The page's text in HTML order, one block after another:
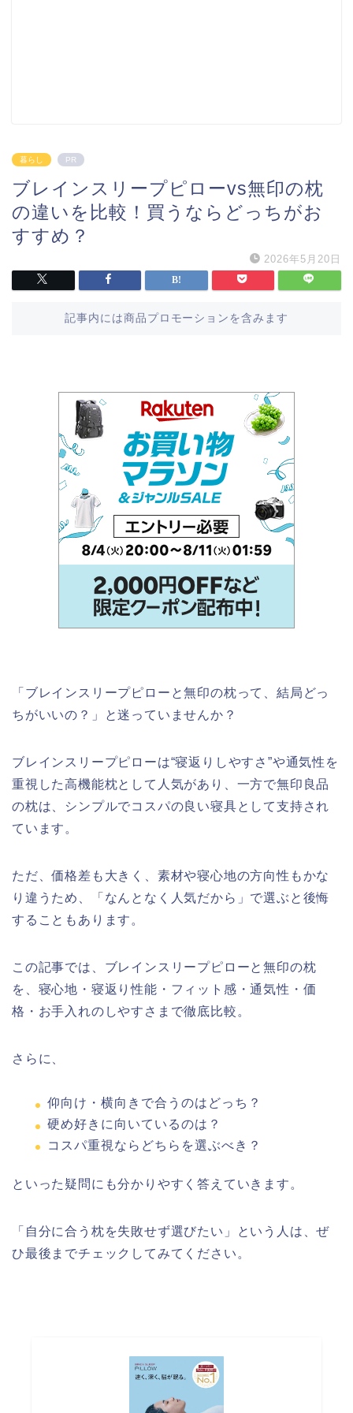
暮らし PR
ブレインスリープピローvs無印の枕
の違いを比較！買うならどっちがお
すすめ？
2026年5月20日
記事内には商品プロモーションを含みます
「ブレインスリープピローと無印の枕って、結局どっ
ちがいいの？」と迷っていませんか？
ブレインスリープピローは“寝返りしやすさ”や通気性を
重視した高機能枕として人気があり、一方で無印良品
の枕は、シンプルでコスパの良い寝具として支持され
ています。
ただ、価格差も大きく、素材や寝心地の方向性もかな
り違うため、「なんとなく人気だから」で選ぶと後悔
することもあります。
この記事では、ブレインスリープピローと無印の枕
を、寝心地・寝返り性能・フィット感・通気性・価
格・お手入れのしやすさまで徹底比較。
さらに、
仰向け・横向きで合うのはどっち？
硬め好きに向いているのは？
コスパ重視ならどちらを選ぶべき？
といった疑問にも分かりやすく答えていきます。
「自分に合う枕を失敗せず選びたい」という人は、ぜ
ひ最後までチェックしてみてください。